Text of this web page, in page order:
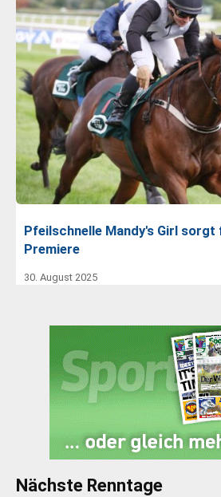
Pfeilschnelle Mandy's Girl
Premiere
30. August 2025
Nächste Renntage